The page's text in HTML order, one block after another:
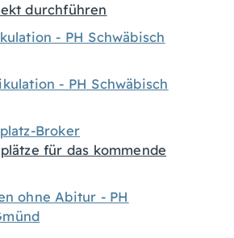
durchführen
- PH Schwäbisch
- PH Schwäbisch
Broker
für das kommende
ohne Abitur - PH